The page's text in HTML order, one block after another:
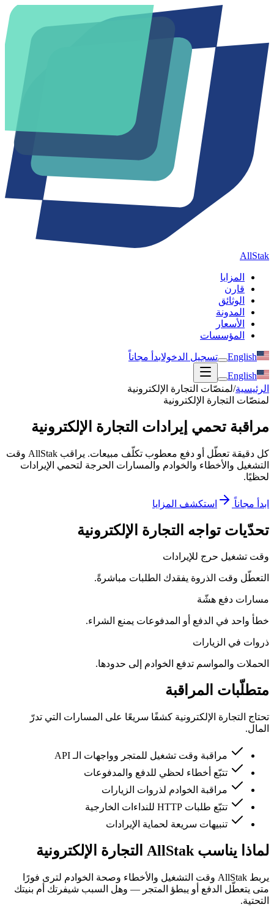
AllStak
المزايا
قارن
الوثائق
المدونة
الأسعار
المؤسسات
English تسجيل الدخولابدأ مجاناً
English
الرئيسية/لمنصّات التجارة الإلكترونية
لمنصّات التجارة الإلكترونية
مراقبة تحمي إيرادات التجارة الإلكترونية
كل دقيقة تعطّل أو دفع معطوب تكلّف مبيعات. يراقب AllStak وقت
التشغيل والأخطاء والخوادم والمسارات الحرجة لتحمي الإيرادات
لحظيًا.
ابدأ مجاناً استكشف المزايا
تحدّيات تواجه التجارة الإلكترونية
وقت تشغيل حرج للإيرادات
التعطّل وقت الذروة يفقدك الطلبات مباشرةً.
مسارات دفع هشّة
خطأ واحد في الدفع أو المدفوعات يمنع الشراء.
ذروات في الزيارات
الحملات والمواسم تدفع الخوادم إلى حدودها.
متطلّبات المراقبة
تحتاج التجارة الإلكترونية كشفًا سريعًا على المسارات التي تدرّ
المال.
مراقبة وقت تشغيل للمتجر وواجهات الـ API
تتبّع أخطاء لحظي للدفع والمدفوعات
مراقبة الخوادم لذروات الزيارات
تتبّع طلبات HTTP للنداءات الخارجية
تنبيهات سريعة لحماية الإيرادات
لماذا يناسب AllStak التجارة الإلكترونية
يربط AllStak وقت التشغيل والأخطاء وصحة الخوادم لترى فورًا
متى يتعطّل الدفع أو يبطؤ المتجر — وهل السبب شيفرتك أم بنيتك
التحتية.